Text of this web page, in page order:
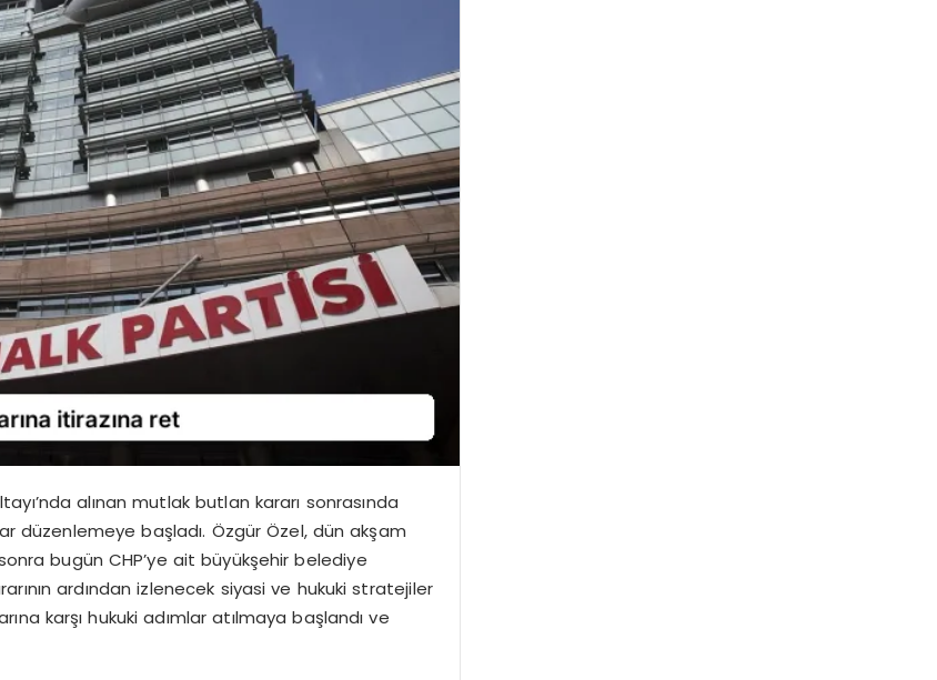
alınan mutlak butlan kararı sonrasında
düzenlemeye başladı. Özgür Özel, dün akşam
bugün CHP’ye ait büyükşehir belediye
ardından izlenecek siyasi ve hukuki stratejiler
karşı hukuki adımlar atılmaya başlandı ve